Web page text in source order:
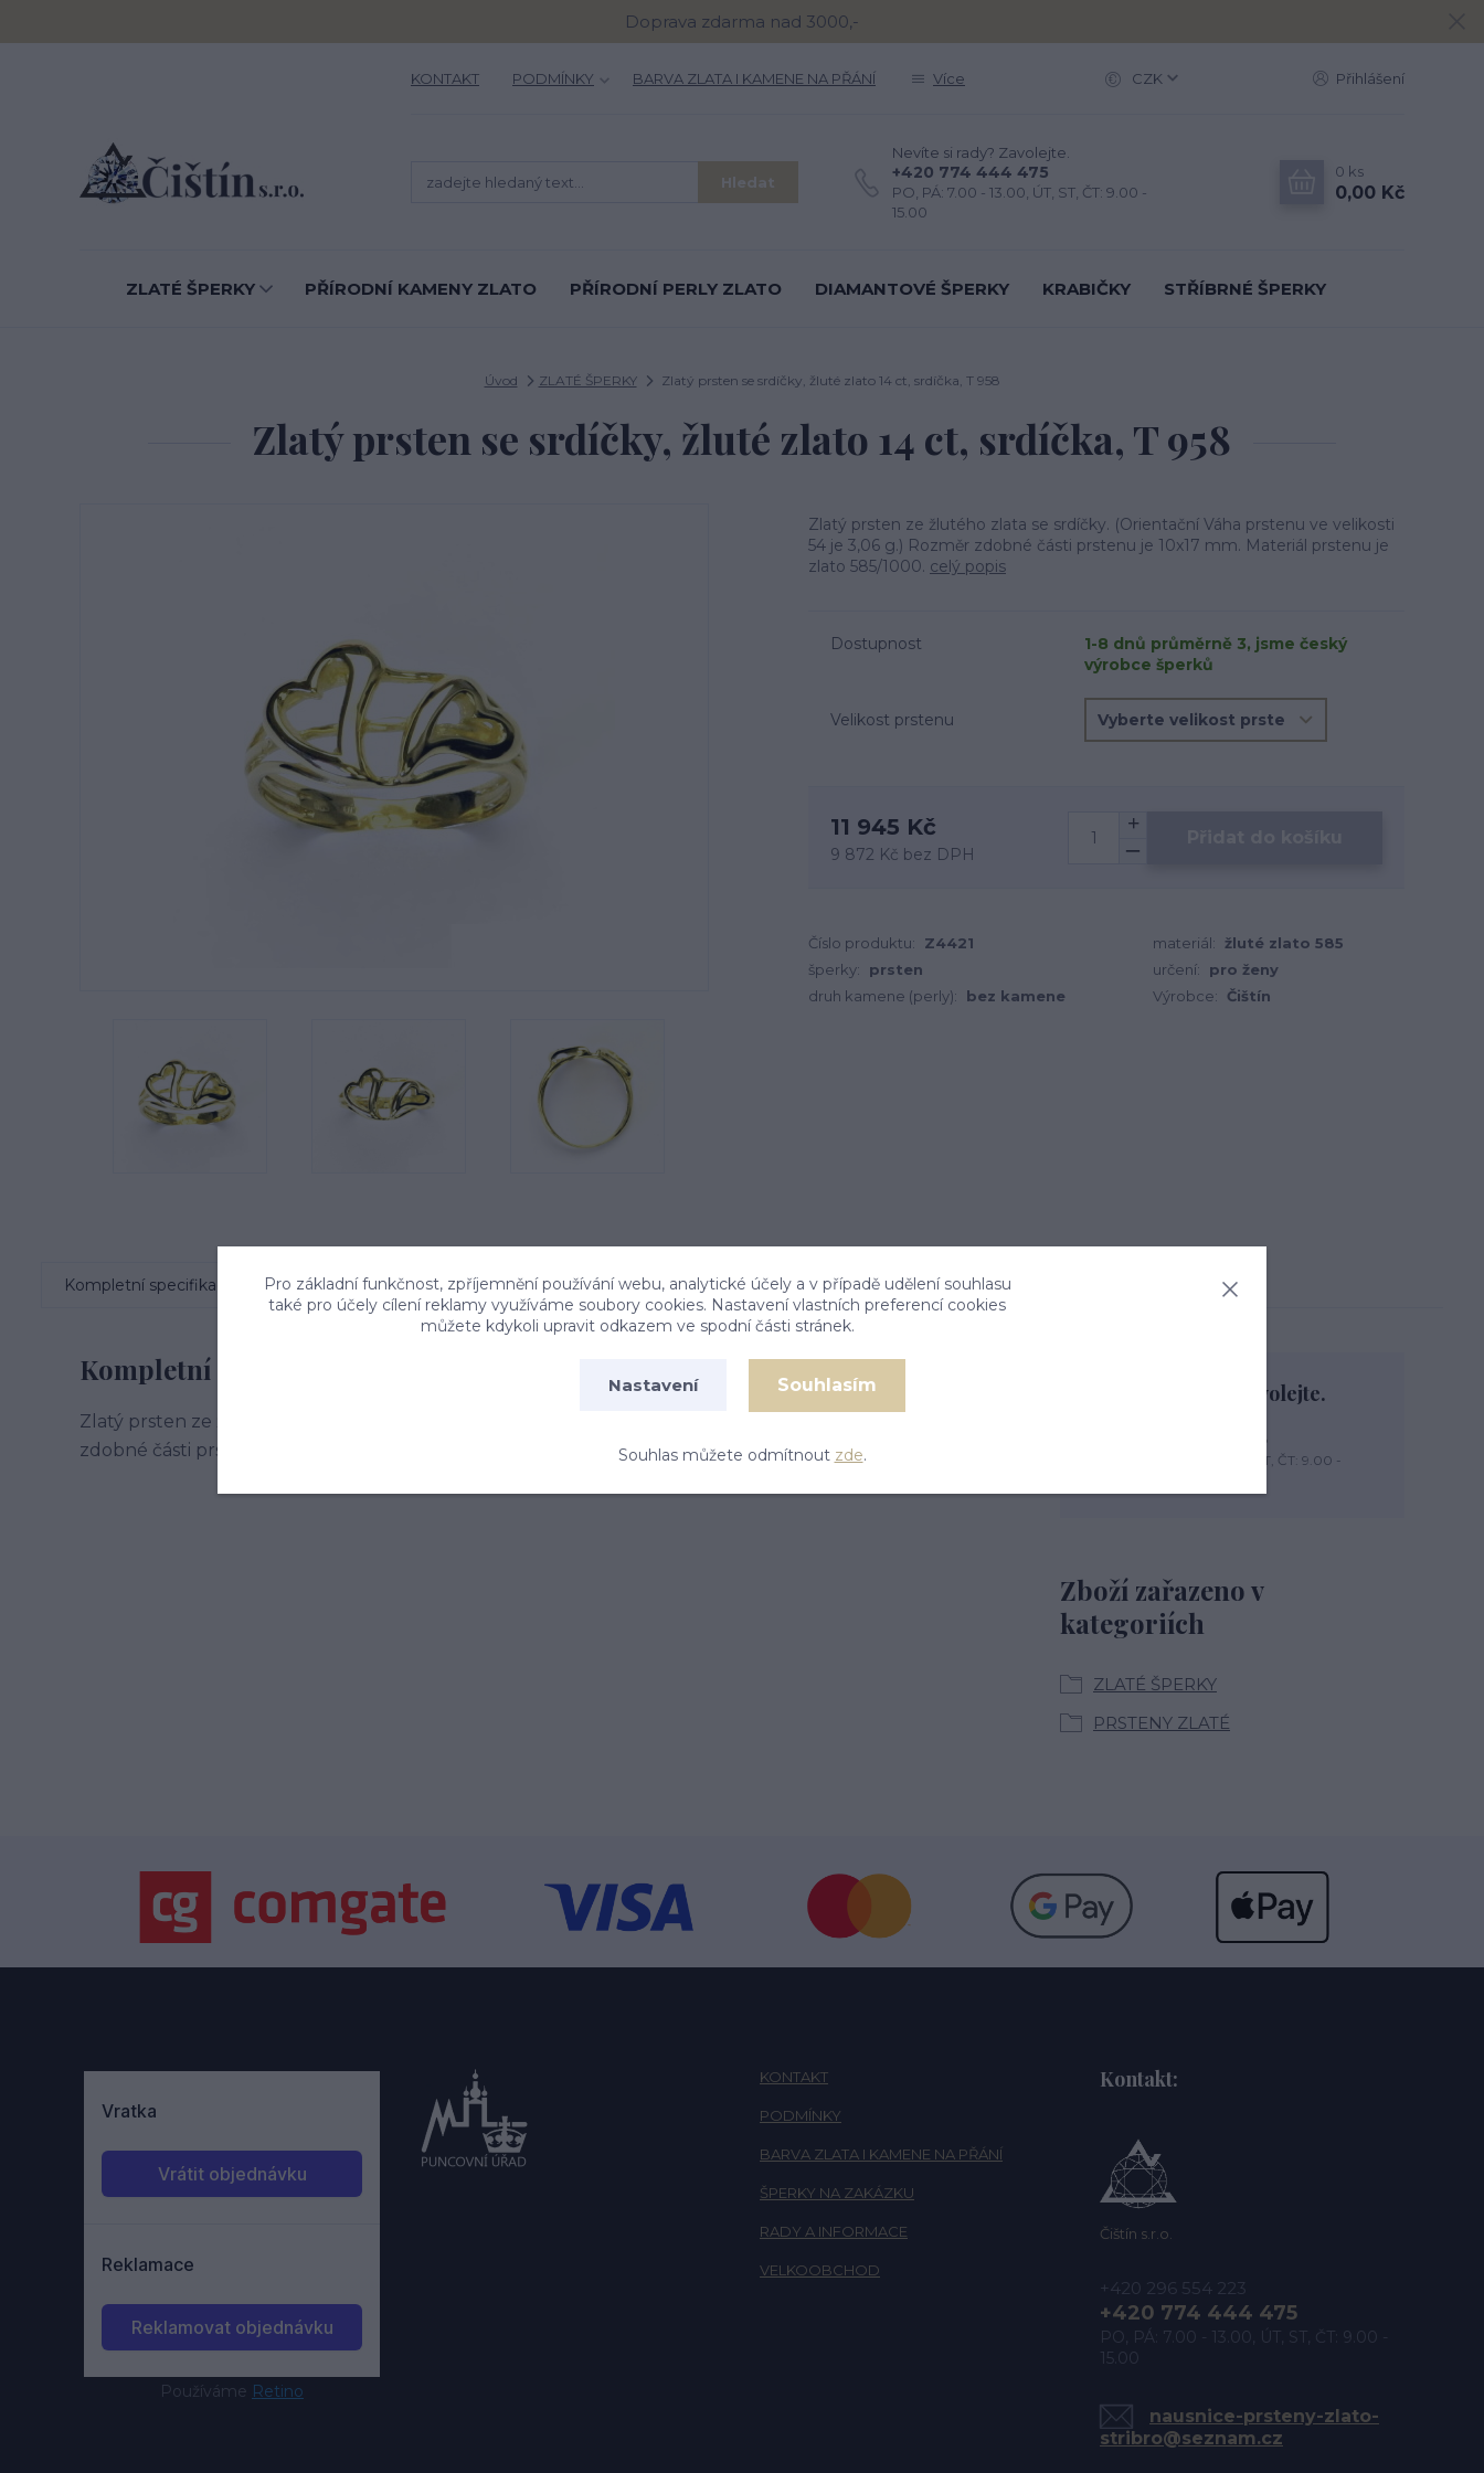
Doprava zdarma nad 3000,-
KONTAKT PODMÍNKY BARVA ZLATA I KAMENE NA PŘÁNÍ Více CZK Přihlášení
Hledat
Nevíte si rady? Zavolejte.
+420 774 444 475
PO, PÁ: 7.00 - 13.00, ÚT, ST, ČT: 9.00 -
15.00
0 ks
0,00 Kč
ZLATÉ ŠPERKY PŘÍRODNÍ KAMENY ZLATO PŘÍRODNÍ PERLY ZLATO DIAMANTOVÉ ŠPERKY KRABIČKY STŘÍBRNÉ ŠPERKY
Úvod ZLATÉ ŠPERKY Zlatý prsten se srdíčky, žluté zlato 14 ct, srdíčka, T 958
Zlatý prsten se srdíčky, žluté zlato 14 ct, srdíčka, T 958
Zlatý prsten ze žlutého zlata se srdíčky. (Orientační Váha prstenu ve velikosti
54 je 3,06 g.) Rozměr zdobné části prstenu je 10x17 mm. Materiál prstenu je
zlato 585/1000. celý popis
Dostupnost
1-8 dnů průměrně 3, jsme český
výrobce šperků
Velikost prstenu
11 945 Kč
9 872 Kč bez DPH
Číslo produktu: Z4421 materiál:
žluté zlato 585
šperky:
prsten určení:
pro ženy
druh kamene (perly):
bez kamene Výrobce: Čištín
Kompletní specifikace Komentáře 0
Kompletní specifikace
Zlatý prsten ze žlutého zlata se srdíčky. (Orientační Váha prstenu ve velikosti 54 je 3,06 g.) Rozměr
zdobné části prstenu je 10x17 mm. Materiál prstenu je zlato 585/1000.
Zboží zařazeno v
kategoriích
ZLATÉ ŠPERKY
PRSTENY ZLATÉ
Nevíte si rady? Zavolejte.
+420 774 444 475
PO, PÁ: 7.00 - 13.00, ÚT, ST, ČT: 9.00 -
Používáme Retino
KONTAKT
PODMÍNKY
BARVA ZLATA I KAMENE NA PŘÁNÍ
ŠPERKY NA ZAKÁZKU
RADY A INFORMACE
VELKOOBCHOD
Kontakt:
Čištín s.r.o.
+420 296 554 223
+420 774 444 475
PO, PÁ: 7.00 - 13.00, ÚT, ST, ČT: 9.00 -
15.00
nausnice-prsteny-zlato-
stribro@seznam.cz
Pro základní funkčnost, zpříjemnění používání webu, analytické účely a v případě udělení souhlasu
také pro účely cílení reklamy využíváme soubory cookies. Nastavení vlastních preferencí cookies
můžete kdykoli upravit odkazem ve spodní části stránek.
Nastavení Souhlasím
Souhlas můžete odmítnout zde.